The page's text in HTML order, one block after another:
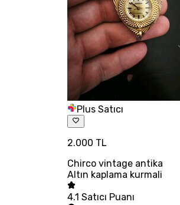
Plus Satıcı
2.000 TL
Chirco vintage antika
Altın kaplama kurmali
4.1 Satıcı Puanı